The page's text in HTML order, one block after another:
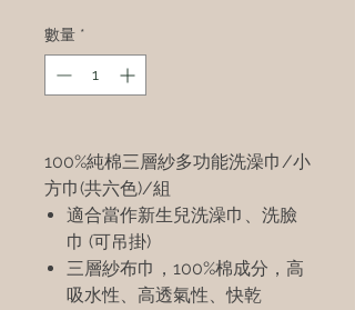
數量 *
100%純棉三層紗多功能洗澡巾/小
方巾(共六色)/組
適合當作新生兒洗澡巾、洗臉
巾 (可吊掛)
三層紗布巾，100%棉成分，高
吸水性、高透氣性、快乾